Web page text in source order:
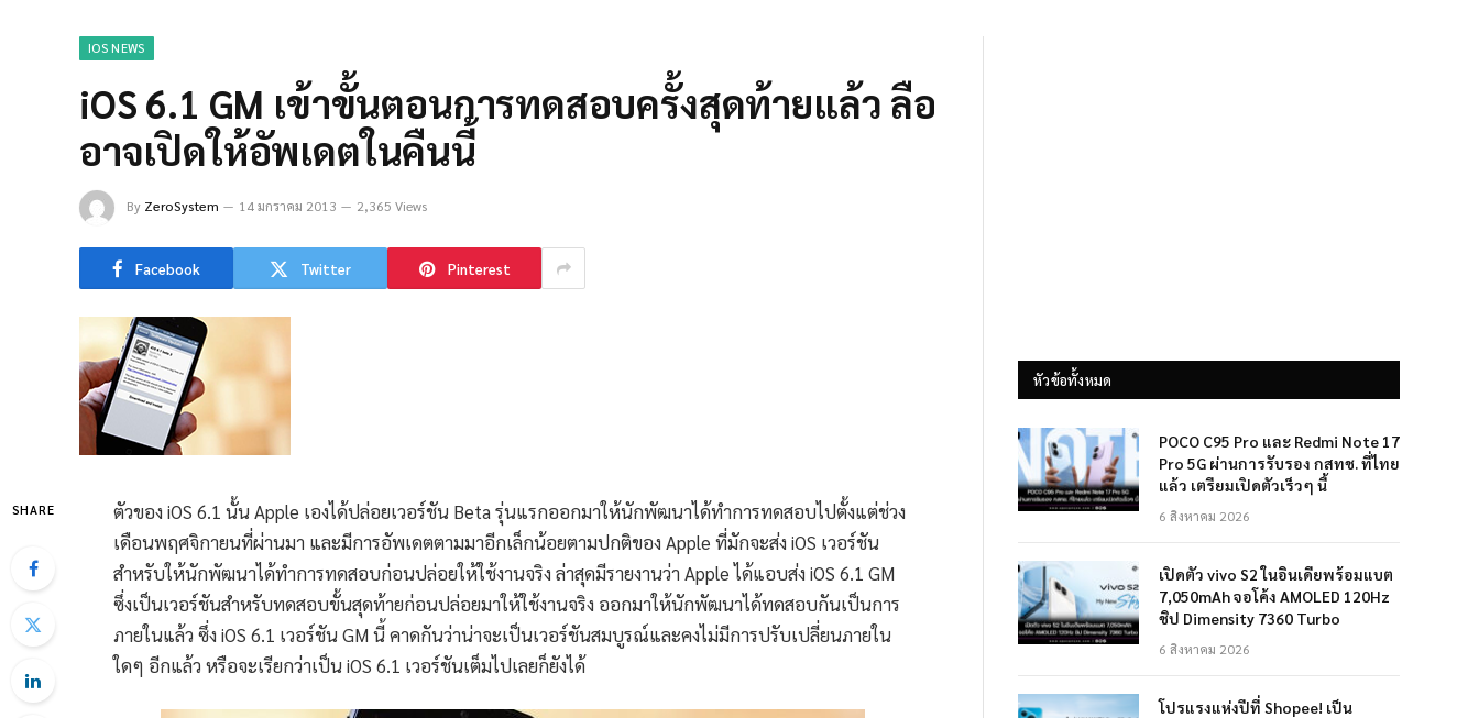
IOS NEWS
iOS 6.1 GM เข้าขั้นตอนการทดสอบครั้งสุดท้ายแล้ว ลือ
อาจเปิดให้อัพเดตในคืนนี้
By ZeroSystem 14 มกราคม 2013 2,365 Views
Facebook Twitter Pinterest
SHARE
ตัวของ iOS 6.1 นั้น Apple เองได้ปล่อยเวอร์ชัน Beta รุ่นแรกออกมาให้นักพัฒนาได้ทำการทดสอบไปตั้งแต่ช่วง
เดือนพฤศจิกายนที่ผ่านมา และมีการอัพเดตตามมาอีกเล็กน้อยตามปกติของ Apple ที่มักจะส่ง iOS เวอร์ชัน
สำหรับให้นักพัฒนาได้ทำการทดสอบก่อนปล่อยให้ใช้งานจริง ล่าสุดมีรายงานว่า Apple ได้แอบส่ง iOS 6.1 GM
ซึ่งเป็นเวอร์ชันสำหรับทดสอบขั้นสุดท้ายก่อนปล่อยมาให้ใช้งานจริง ออกมาให้นักพัฒนาได้ทดสอบกันเป็นการ
ภายในแล้ว ซึ่ง iOS 6.1 เวอร์ชัน GM นี้ คาดกันว่าน่าจะเป็นเวอร์ชันสมบูรณ์และคงไม่มีการปรับเปลี่ยนภายใน
ใดๆ อีกแล้ว หรือจะเรียกว่าเป็น iOS 6.1 เวอร์ชันเต็มไปเลยก็ยังได้
หัวข้อทั้งหมด
POCO C95 Pro และ Redmi Note 17
Pro 5G ผ่านการรับรอง กสทช. ที่ไทย
แล้ว เตรียมเปิดตัวเร็วๆ นี้
6 สิงหาคม 2026
เปิดตัว vivo S2 ในอินเดียพร้อมแบต
7,050mAh จอโค้ง AMOLED 120Hz
ชิป Dimensity 7360 Turbo
6 สิงหาคม 2026
โปรแรงแห่งปีที่ Shopee! เป็น